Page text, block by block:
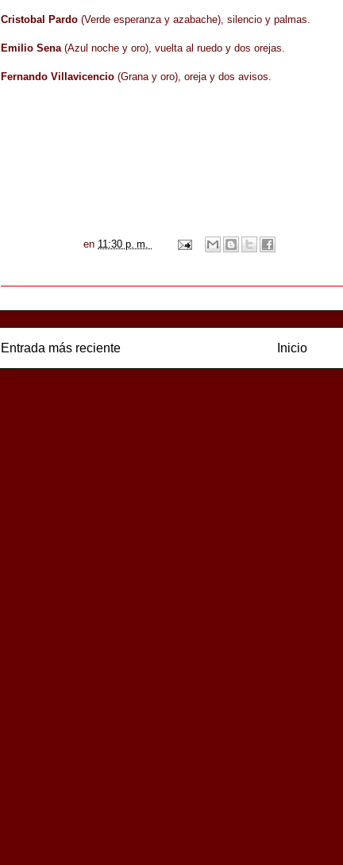
Cristobal Pardo (Verde esperanza y azabache), silencio y palmas.
Emilio Sena(Azul noche y oro), vuelta al ruedo y dos orejas.
Fernando Villavicencio (Grana y oro), oreja y dos avisos.
en 11:30 p. m.
Entrada más reciente Inicio